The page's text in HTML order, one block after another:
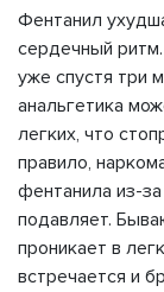
Фентанил
сердечный
уже спустя три
анальгетика
легких, что
правило,
фентанила из-
подавляет.
проникает в
встречается и